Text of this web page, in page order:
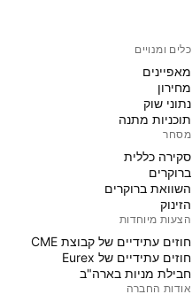
כלים ומנויים
מאפיינים
מחירון
נתוני שוק
תוכניות מתנה
מסחר
סקירה כללית
ברוקרים
השוואת ברוקרים
הזינוק
הצעות מיוחדות
חוזים עתידיים של קבוצת CME
חוזים עתידיים של Eurex
חבילת מניות בארה"ב
אודות החברה